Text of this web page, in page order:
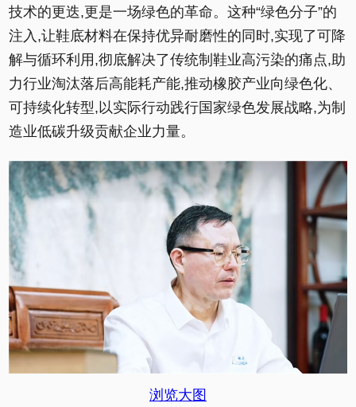
技术的更迭,更是一场绿色的革命。这种“绿色分子”的
注入,让鞋底材料在保持优异耐磨性的同时,实现了可降
解与循环利用,彻底解决了传统制鞋业高污染的痛点,助
力行业淘汰落后高能耗产能,推动橡胶产业向绿色化、
可持续化转型,以实际行动践行国家绿色发展战略,为制
造业低碳升级贡献企业力量。
浏览大图